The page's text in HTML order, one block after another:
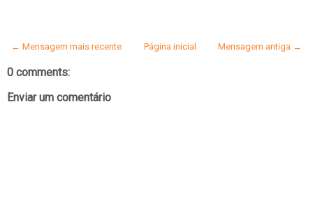
← Mensagem mais recente Mensagem antiga →
Página inicial
0 comments:
Enviar um comentário